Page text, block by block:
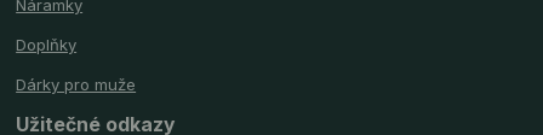
Náramky
Doplňky
Dárky pro muže
Užitečné odkazy